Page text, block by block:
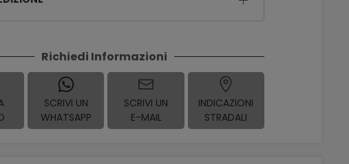
Richiedi Informazioni
SCRIVI UN
WHATSAPP
SCRIVI UN
E-MAIL
INDICAZIONI
STRADALI